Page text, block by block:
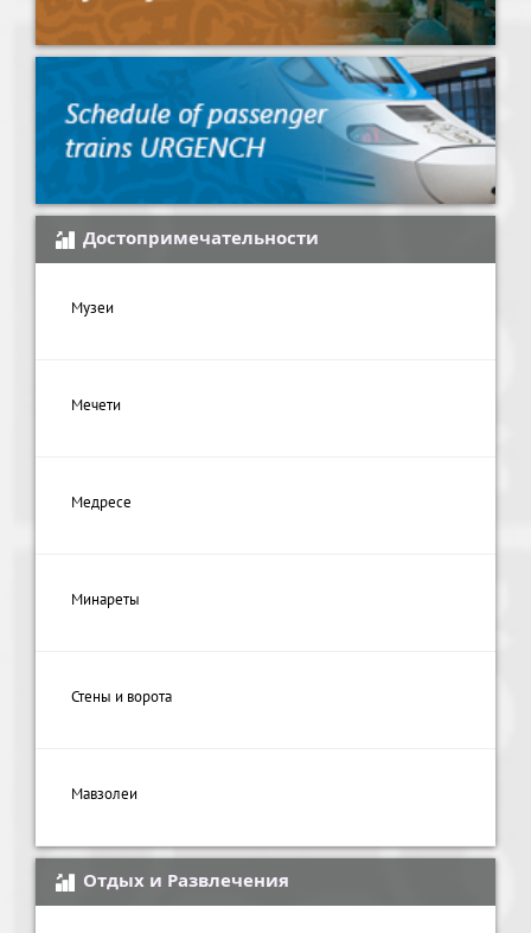
Достопримечательности
Музеи
Мечети
Медресе
Минареты
Стены и ворота
Мавзолеи
Отдых и Развлечения